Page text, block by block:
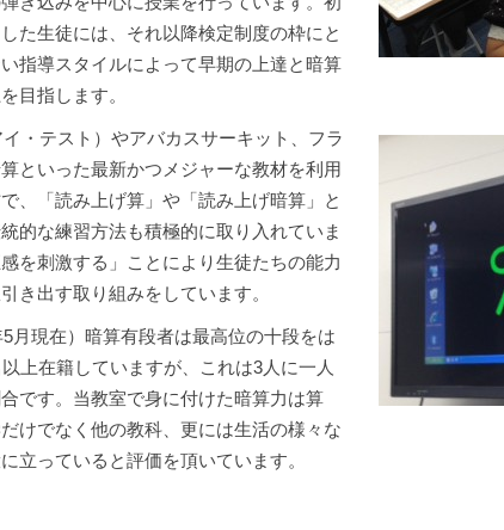
た生徒には、それ以降検定制度の枠にと
指導スタイルによって早期の上達と暗算
目指します。
・テスト）やアバカスサーキット、フラ
といった最新かつメジャーな教材を利用
、「読み上げ算」や「読み上げ暗算」と
的な練習方法も積極的に取り入れていま
を刺激する」ことにより生徒たちの能力
き出す取り組みをしています。
5月現在）暗算有段者は最高位の十段をは
以上在籍していますが、これは3人に一人
です。当教室で身に付けた暗算力は算
けでなく他の教科、更には生活の様々な
立っていると評価を頂いています。